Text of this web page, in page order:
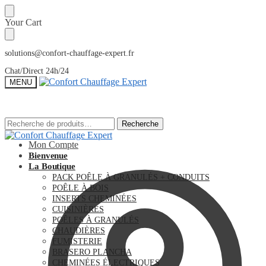
Sauter
à
la
navigation
Skip
to
content
Your Cart
solutions@confort-chauffage-expert.fr
Chat/Direct 24h/24
MENU
Recherche
pour :
Recherche
Mon Compte
Recherche
pour :
Recherche
Bienvenue
La Boutique
PACK POÊLE À GRANULÉS + CONDUITS
POÊLE À BOIS
INSERTS CHEMINÉES
CUISINIÈRES
POÊLES À GRANULÉS
CHAUDIÈRES
FUMISTERIE
BRASERO PLANCHA
CHEMINÉES ÉLECTRIQUES